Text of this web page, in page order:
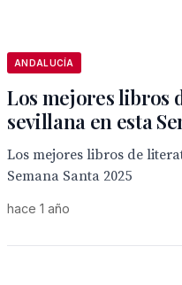
ANDALUCÍA
Los mejores libros
sevillana en esta
Los mejores libros de
Semana Santa 2025
hace 1 año